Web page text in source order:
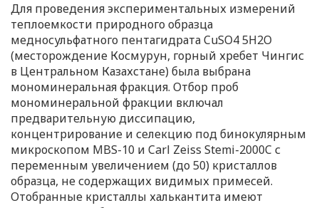
Для проведения экспериментальных измерений
теплоемкости природного образца
медносульфатного пентагидрата CuSO4 5H2O
(месторождение Космурун, горный хребет Чингис
в Центральном Казахстане) была выбрана
мономинеральная фракция. Отбор проб
мономинеральной фракции включал
предварительную диссипацию,
концентрирование и селекцию под бинокулярным
микроскопом MBS-10 и Carl Zeiss Stemi-2000C с
переменным увеличением (до 50) кристаллов
образца, не содержащих видимых примесей.
Отобранные кристаллы халькантита имеют